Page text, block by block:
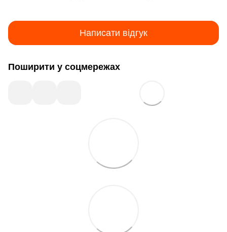
Написати відгук
Поширити у соцмережах